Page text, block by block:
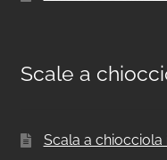
Scale a
Scala a chiocciola